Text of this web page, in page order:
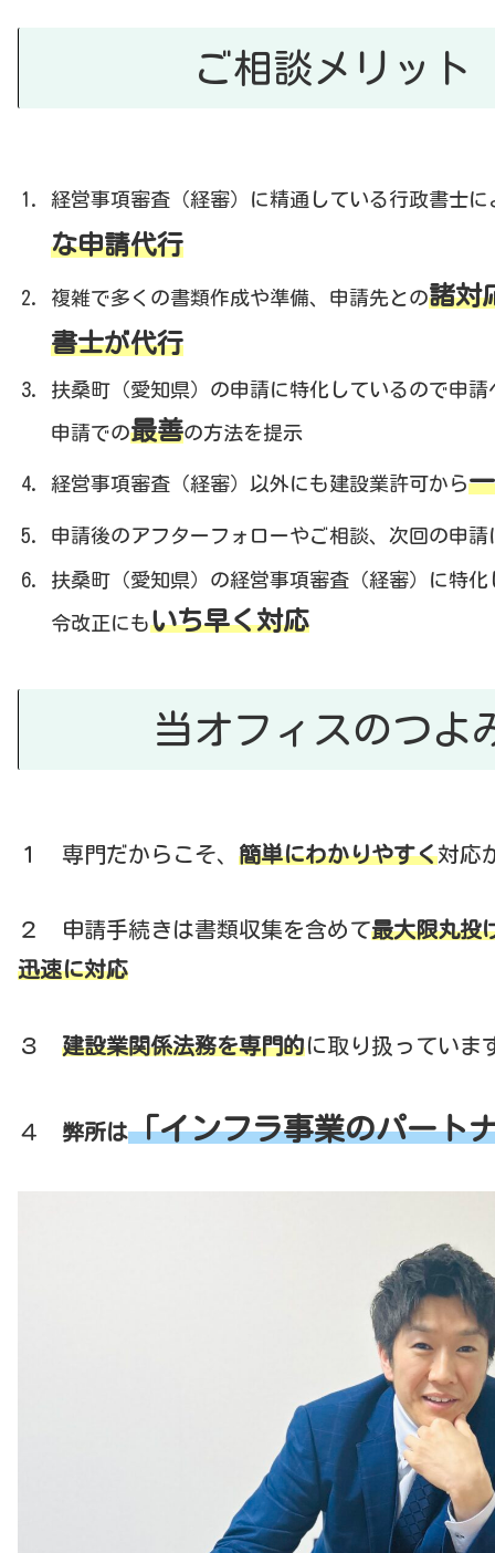
ご相談メリット
経営事項審査（経審）に精通している行政書士に
な申請代行
複雑で多くの書類作成や準備、申請先との諸対
書士が代行
扶桑町（愛知県）の申請に特化しているので申請
申請での最善の方法を提示
経営事項審査（経審）以外にも建設業許可から
申請後のアフターフォローやご相談、次回の申請
扶桑町（愛知県）の経営事項審査（経審）に特化
令改正にもいち早く対応
当オフィスのつよ
１ 専門だからこそ、 簡単にわかりやすく対応
２ 申請手続きは書類収集を含めて最大限丸投
迅速に対応
３ 建設業関係法務を専門的に取り扱っていま
４ 弊所は「インフラ事業のパート